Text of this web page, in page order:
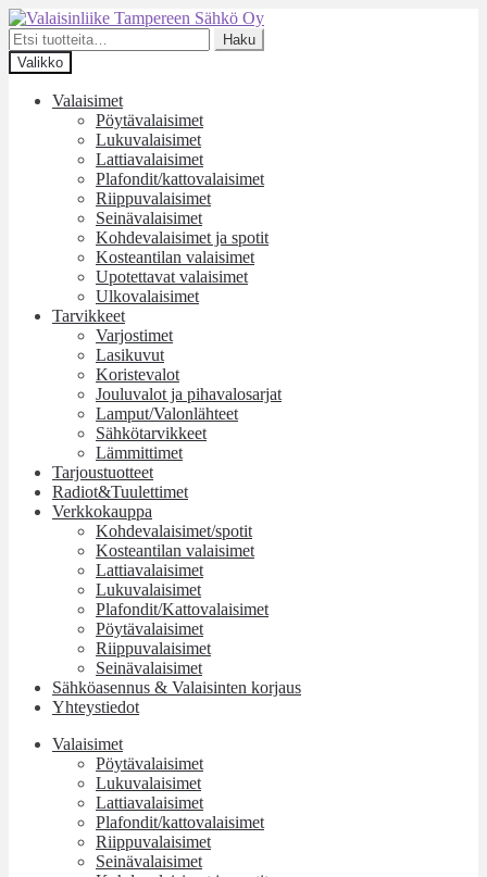
Siirry
navigointiin
Siirry
sisältöön
Etsi:
Haku
Valikko
Valaisimet
Pöytävalaisimet
Lukuvalaisimet
Lattiavalaisimet
Plafondit/kattovalaisimet
Riippuvalaisimet
Seinävalaisimet
Kohdevalaisimet ja spotit
Kosteantilan valaisimet
Upotettavat valaisimet
Ulkovalaisimet
Tarvikkeet
Varjostimet
Lasikuvut
Koristevalot
Jouluvalot ja pihavalosarjat
Lamput/Valonlähteet
Sähkötarvikkeet
Lämmittimet
Tarjoustuotteet
Radiot&Tuulettimet
Verkkokauppa
Kohdevalaisimet/spotit
Kosteantilan valaisimet
Lattiavalaisimet
Lukuvalaisimet
Plafondit/Kattovalaisimet
Pöytävalaisimet
Riippuvalaisimet
Seinävalaisimet
Sähköasennus & Valaisinten korjaus
Yhteystiedot
Valaisimet
Pöytävalaisimet
Lukuvalaisimet
Lattiavalaisimet
Plafondit/kattovalaisimet
Riippuvalaisimet
Seinävalaisimet